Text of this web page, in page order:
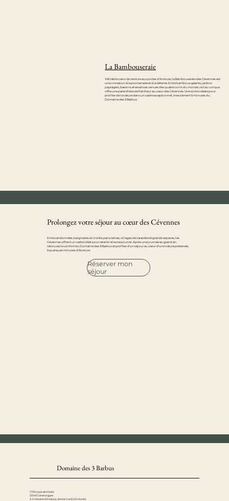
La Bambouseraie
Véritable oasis de verdure aux portes d'Anduze, la Bambouseraie des Cévennes est
une invitation à la promenade et à la détente. Entre bambous géants, jardins
paysagers, bassins et essences venues des quatre coins du monde, ce lieu unique
offre une parenthèse de fraîcheur au cœur des Cévennes. Une sortie idéale pour
profiter de la nature dans un cadre exceptionnel, à seulement 5 minutes du
Domaine des 3 Barbus.
Prolongez votre séjour au cœur des Cévennes
Entre randonnées, baignades en rivière, panoramas, villages de caractère et grands espaces, les
Cévennes offrent un cadre idéal pour ralentir et se ressourcer. Après une journée au grand air,
retrouvez le confort du Domaine des 3 Barbus et profitez d'un séjour au cœur d'une nature préservée,
à quelques minutes d'Anduze.
Réserver mon
séjour
Domaine des 3 Barbus
1739 route de Mialet
30140 Générargues
À 5 minutes d’Anduze, dans le Gard (Occitanie)